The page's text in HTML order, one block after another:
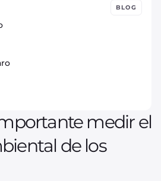
BLOG
medir el
de los